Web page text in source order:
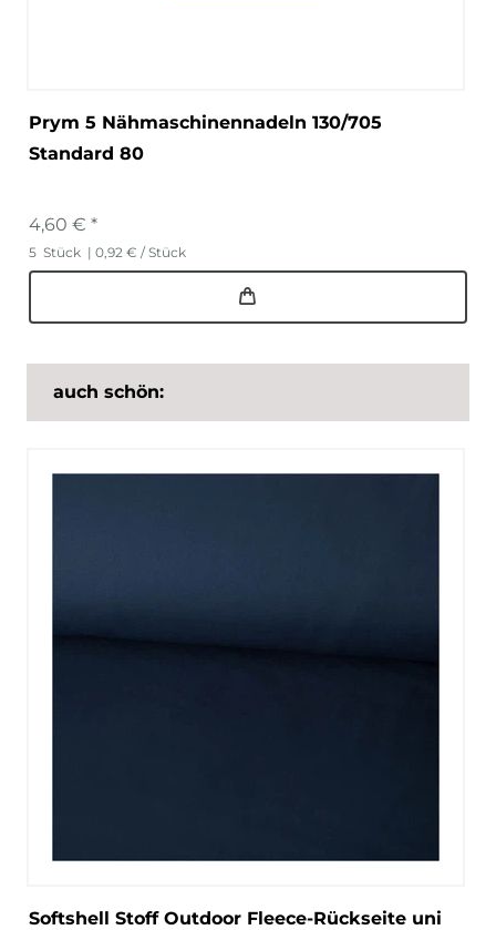
Prym 5 Nähmaschinennadeln 130/705
Standard 80
4,60 € *
5 Stück | 0,92 € / Stück
auch schön:
Softshell Stoff Outdoor Fleece-Rückseite uni